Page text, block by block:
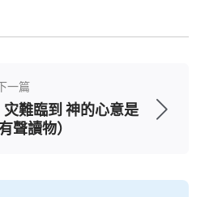
一篇
難臨到 神的心意是
聲讀物）